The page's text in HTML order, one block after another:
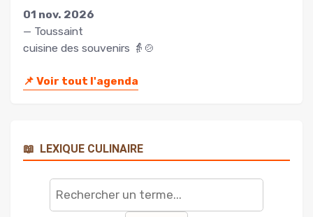
01 nov. 2026
— Toussaint
cuisine des souvenirs 👵🍲
📌 Voir tout l'agenda
📖 LEXIQUE CULINAIRE
Rechercher
terme